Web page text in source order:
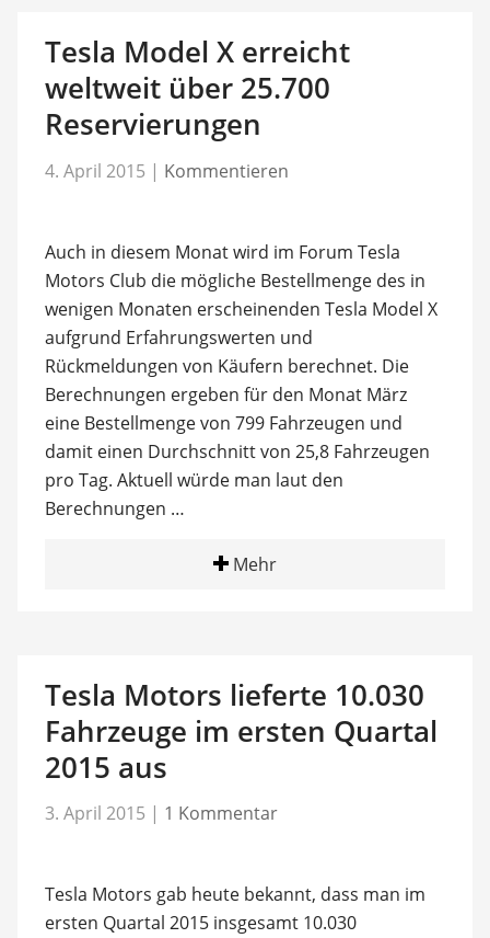
Tesla Model X erreicht
weltweit über 25.700
Reservierungen
4. April 2015 | Kommentieren
Auch in diesem Monat wird im Forum Tesla
Motors Club die mögliche Bestellmenge des in
wenigen Monaten erscheinenden Tesla Model X
aufgrund Erfahrungswerten und
Rückmeldungen von Käufern berechnet. Die
Berechnungen ergeben für den Monat März
eine Bestellmenge von 799 Fahrzeugen und
damit einen Durchschnitt von 25,8 Fahrzeugen
pro Tag. Aktuell würde man laut den
Berechnungen …
Mehr
Tesla Motors lieferte 10.030
Fahrzeuge im ersten Quartal
2015 aus
3. April 2015 | 1 Kommentar
Tesla Motors gab heute bekannt, dass man im
ersten Quartal 2015 insgesamt 10.030